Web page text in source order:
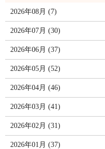
2026年08月 (7)
2026年07月 (30)
2026年06月 (37)
2026年05月 (52)
2026年04月 (46)
2026年03月 (41)
2026年02月 (31)
2026年01月 (37)